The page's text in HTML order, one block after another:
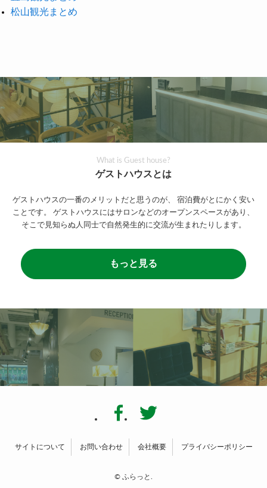
松山観光まとめ
What is Guest house?
ゲストハウスとは
ゲストハウスの一番のメリットだと思うのが、
宿泊費がとにかく安い
ことです。
ゲストハウスにはサロンなどのオープンスペースがあり、
そこで見知らぬ人同士で自然発生的に交流が生まれたりします。
もっと見る
サイトについて お問い合わせ 会社概要 プライバシーポリシー
© ふらっと.